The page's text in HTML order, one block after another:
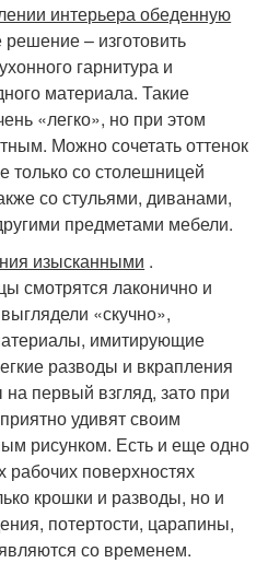
интерьера обеденную
– изготовить
гарнитура и
материала. Такие
«легко», но при этом
Можно сочетать оттенок
только со столешницей
со стульями, диванами,
предметами мебели.
изысканными .
смотрятся лаконично и
«скучно»,
имитирующие
разводы и вкрапления
первый взгляд, зато при
удивят своим
рисунком. Есть и еще одно
рабочих поверхностях
крошки и разводы, но и
потертости, царапины,
со временем.